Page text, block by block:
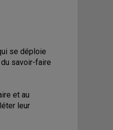
se déploie
savoir-faire
et au
leur